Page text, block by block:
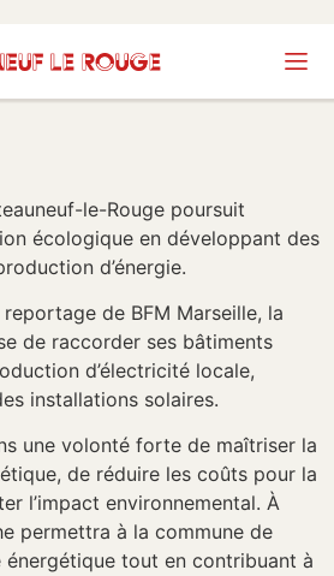
le-Rouge poursuit
écologique en développant des
d’énergie.
de BFM Marseille, la
de raccorder ses bâtiments
d’électricité locale,
installations solaires.
une volonté forte de maîtriser la
de réduire les coûts pour la
l’impact environnemental. À
permettra à la commune de
énergétique tout en contribuant à